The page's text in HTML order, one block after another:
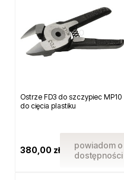
Ostrze FD3 do szczypiec MP10
do cięcia plastiku
380,00 zł
powiadom o
dostępności